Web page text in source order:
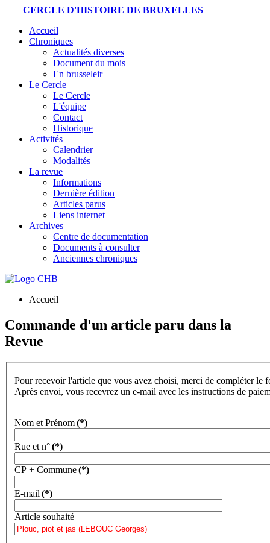
CERCLE D'HISTOIRE DE BRUXELLES
Accueil
Chroniques
Actualités diverses
Document du mois
En brusseleir
Le Cercle
Le Cercle
L'équipe
Contact
Historique
Activités
Calendrier
Modalités
La revue
Informations
Dernière édition
Articles parus
Liens internet
Archives
Centre de documentation
Documents à consulter
Anciennes chroniques
Accueil
Commande d'un article paru dans la
Revue
Pour recevoir l'article que vous avez choisi, merci de compléter le
Après envoi, vous recevrez un e-mail avec les instructions de
Nom et Prénom(*)
Rue et n°(*)
CP + Commune(*)
E-mail(*)
Article souhaité